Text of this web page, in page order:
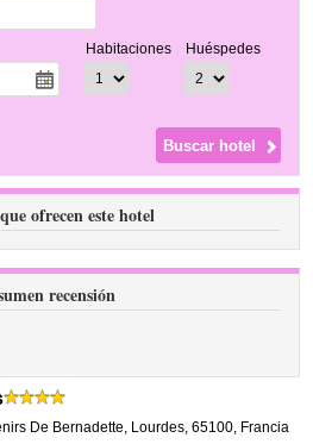
Habitaciones Huéspedes
ofrecen este hotel
recensión
De Bernadette, Lourdes,65100, Francia